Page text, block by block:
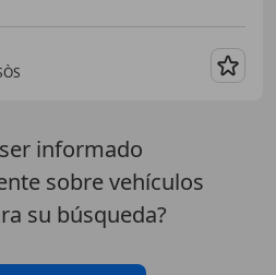
informado
sobre vehículos
su búsqueda?